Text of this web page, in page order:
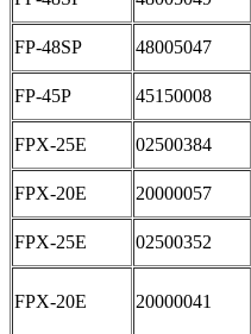
FP-48SP 48005047
FP-45P 45150008
FPX-25E 02500384
FPX-20E 20000057
FPX-25E 02500352
FPX-20E 20000041